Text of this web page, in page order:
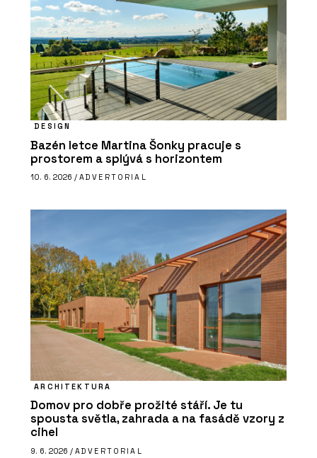
DESIGN
Bazén letce Martina Šonky pracuje s
prostorem a splývá s horizontem
10. 6. 2026 / ADVERTORIAL
ARCHITEKTURA
Domov pro dobře prožité stáří. Je tu
spousta světla, zahrada a na fasádě vzory z
cihel
9. 6. 2026 / ADVERTORIAL